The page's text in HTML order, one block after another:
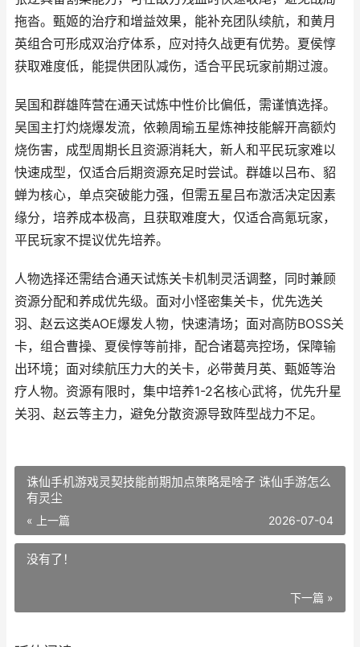
拖沓。甄姬的治疗和增益效果，能补充团队续航，和黄月
英组合可形成双治疗体系，应对持久战更有优势。夏侯惇
获取难度低，能提供团队减伤，适合平民玩家前期过渡。
吴国和群雄阵营在通天试炼中性价比偏低，需谨慎选择。
吴国主打灼烧爆发流，依赖周瑜五星炼神技能解开高额灼
烧伤害，成型周期长且资源消耗大，新人和平民玩家难以
快速成型，仅适合后期资源充足时尝试。群雄以吕布、貂
蝉为核心，单点突破能力强，但需五星吕布激活决定因素
缘分，培养成本极高，且获取难度大，仅适合高氪玩家，
平民玩家不提议优先培养。
人物选择还需结合通天试炼关卡机制灵活调整，同时兼顾
资源分配和养成优先级。面对小怪密集关卡，优先选关
羽、赵云这类AOE爆发人物，快速清场；面对高防BOSS关
卡，组合曹操、夏侯惇等前排，配合诸葛亮控场，保障输
出环境；面对续航压力大的关卡，必带黄月英、甄姬等治
疗人物。资源有限时，集中培养1-2名核心武将，优先升星
关羽、赵云等主力，避免分散资源导致阵型战力不足。
诛仙手机游戏灵契技能前期加点策略是啥子 诛仙手游怎么
有灵尘
« 上一篇 2026-07-04
没有了！
下一篇 »